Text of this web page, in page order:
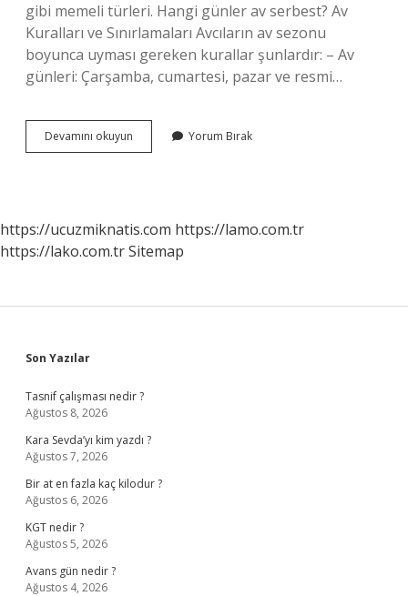
gibi memeli türleri. Hangi günler av serbest? Av
Kuralları ve Sınırlamaları Avcıların av sezonu
boyunca uyması gereken kurallar şunlardır: – Av
günleri: Çarşamba, cumartesi, pazar ve resmi…
Devamını okuyun Bıldırcın
Avlamak
Yorum Bırak
https://ucuzmiknatis.com https://lamo.com.tr
https://lako.com.trSitemap
Sidebar
Son Yazılar
Tasnif çalışması nedir ?
Ağustos 8, 2026
Kara Sevda’yı kim yazdı ?
Ağustos 7, 2026
Bir at en fazla kaç kilodur ?
Ağustos 6, 2026
KGT nedir ?
Ağustos 5, 2026
Avans gün nedir ?
Ağustos 4, 2026